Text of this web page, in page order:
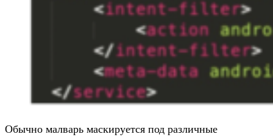
Обычно малварь маскируется под различные